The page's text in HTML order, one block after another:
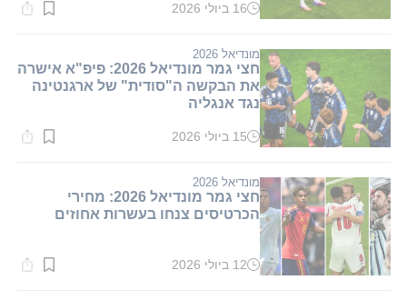
זמן
דקות.
16 ביולי 2026
מונדיאל 2026
חצי גמר מונדיאל 2026: פיפ"א אישרה
את הבקשה ה"סודית" של ארגנטינה
נגד אנגליה
זמן
דקות.
15 ביולי 2026
מונדיאל 2026
חצי גמר מונדיאל 2026: מחירי
הכרטיסים צנחו בעשרות אחוזים
זמן12 ביולי 2026